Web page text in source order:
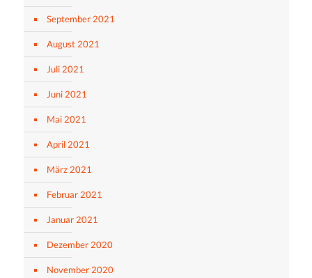
September 2021
August 2021
Juli 2021
Juni 2021
Mai 2021
April 2021
März 2021
Februar 2021
Januar 2021
Dezember 2020
November 2020